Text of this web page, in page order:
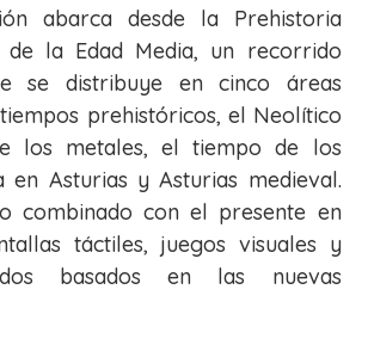
abarca desde la Prehistoria
la Edad Media, un recorrido
se distribuye en cinco áreas
prehistóricos, el Neolítico
los metales, el tiempo de los
en Asturias y Asturias medieval.
combinado con el presente en
táctiles, juegos visuales y
basados en las nuevas